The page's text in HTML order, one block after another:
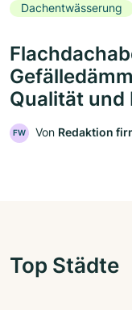
Dachentwässerung
Qualität und
FW Von Redaktion
Top Städte